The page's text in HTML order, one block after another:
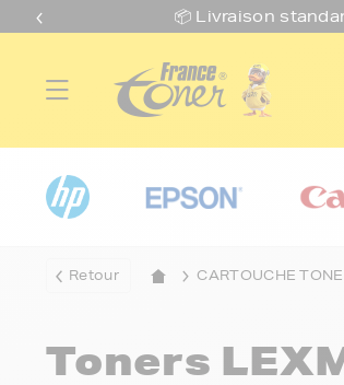
📦 Livraison
Retour CARTOUCHE
Toners